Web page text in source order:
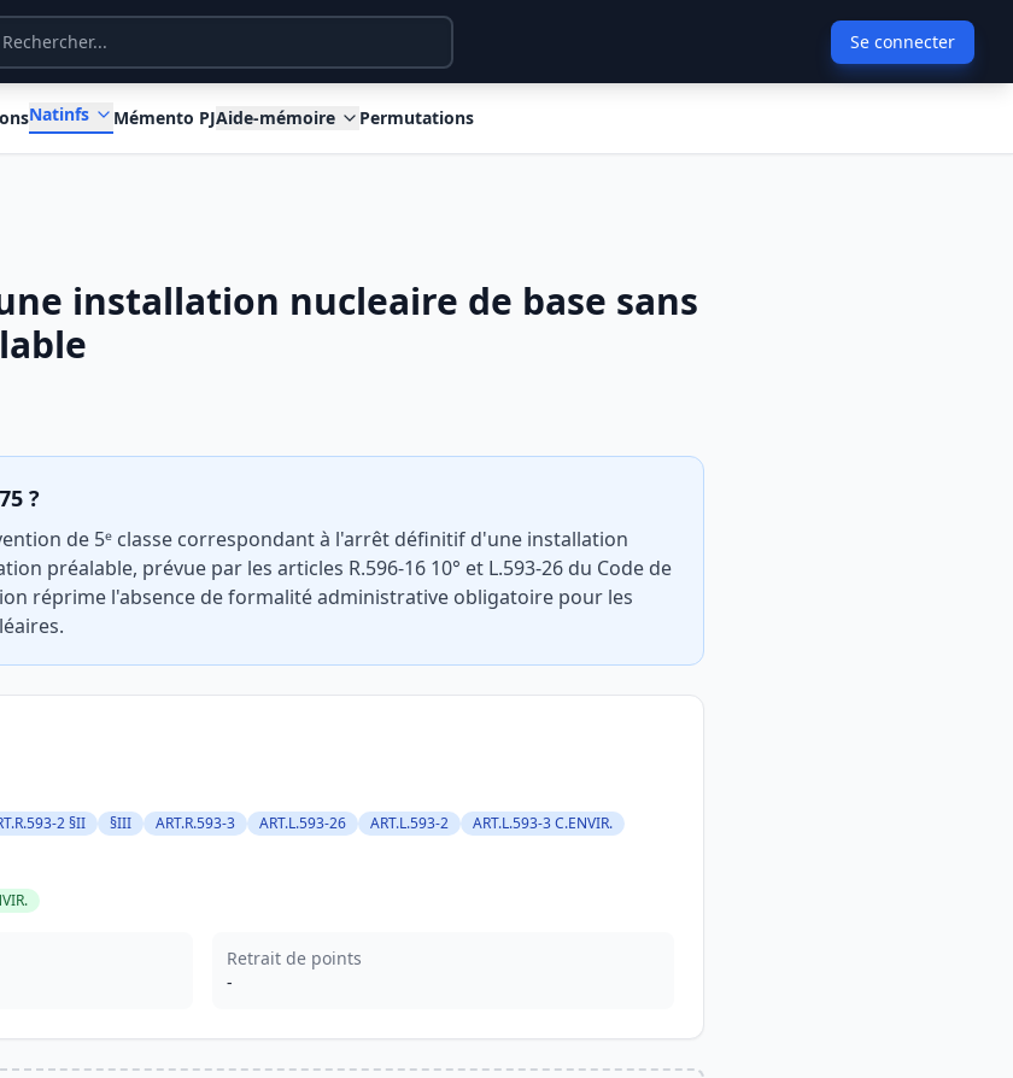
Se connecter
Natinfs Mémento PJAide-mémoire Permutations
installation nucleaire de base sans
?
de 5ᵉ classe correspondant à l'arrêt définitif d'une installation
préalable, prévue par les articles R.596-16 10° et L.593-26 du Code de
réprime l'absence de formalité administrative obligatoire pour les
2 §II §III ART.R.593-3 ART.L.593-26 ART.L.593-2 ART.L.593-3 C.ENVIR.
Retrait de points
-